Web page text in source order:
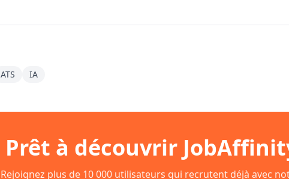
ATS IA
Prêt à découvrir
Rejoignez plus de 10 000 utilisateurs qui recrutent déjà avec